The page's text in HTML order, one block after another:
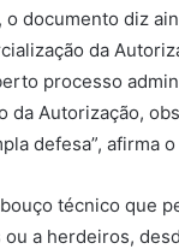
documento diz
da
processo
da Autorização,
defesa”, afirma
técnico que
a herdeiros,